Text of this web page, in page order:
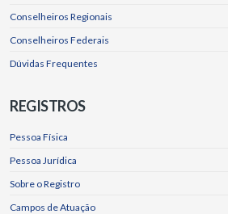
Conselheiros Regionais
Conselheiros Federais
Dúvidas Frequentes
REGISTROS
Pessoa Física
Pessoa Jurídica
Sobre o Registro
Campos de Atuação